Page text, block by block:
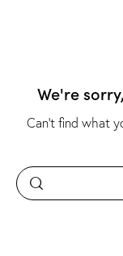
We're
Can't find what